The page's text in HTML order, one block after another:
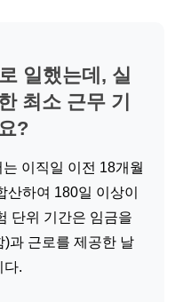
일했는데, 실
최소 근무 기
?
이직일 이전 18개월
하여 180일 이상이
단위 기간은 임금을
과 근로를 제공한 날
다.